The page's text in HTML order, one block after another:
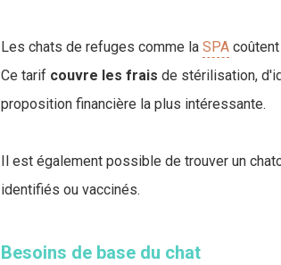
Les chats de refuges comme la SPA
Ce tarif couvre les frais de stérilisation,
proposition financière la plus intéressante.
Il est également possible de trouver un
identifiés ou vaccinés.
Besoins de base du chat